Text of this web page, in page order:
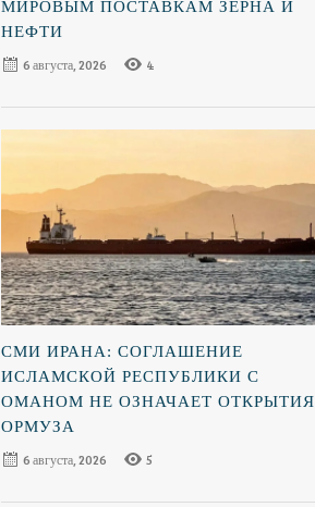
МИРОВЫМ ПОСТАВКАМ ЗЕРНА И
НЕФТИ
6 августа, 2026
4
СМИ ИРАНА: СОГЛАШЕНИЕ
ИСЛАМСКОЙ РЕСПУБЛИКИ С
ОМАНОМ НЕ ОЗНАЧАЕТ ОТКРЫТИЯ
ОРМУЗА
6 августа, 2026
5